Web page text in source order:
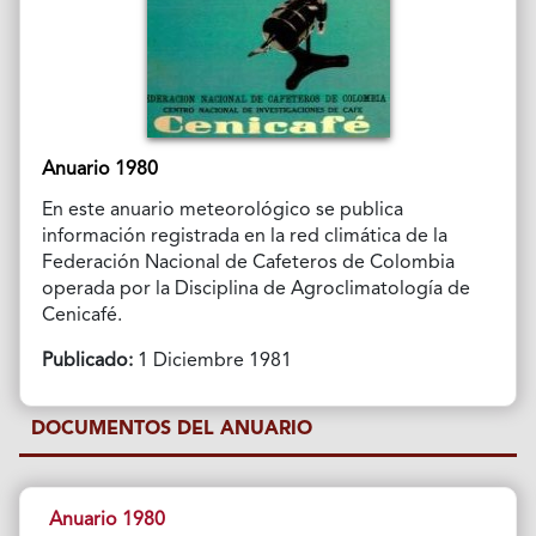
Anuario 1980
En este anuario meteorológico se publica
información registrada en la red climática de la
Federación Nacional de Cafeteros de Colombia
operada por la Disciplina de Agroclimatología de
Cenicafé.
Publicado:1 Diciembre 1981
DOCUMENTOS DEL ANUARIO
Anuario 1980